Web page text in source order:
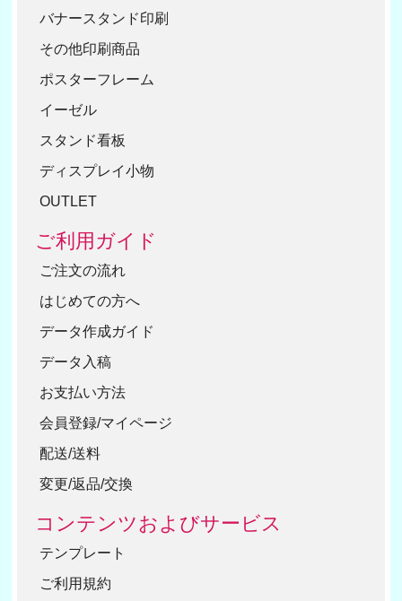
バナースタンド印刷
その他印刷商品
ポスターフレーム
イーゼル
スタンド看板
ディスプレイ小物
OUTLET
ご利用ガイド
ご注文の流れ
はじめての方へ
データ作成ガイド
データ入稿
お支払い方法
会員登録/マイページ
配送/送料
変更/返品/交換
コンテンツおよびサービス
テンプレート
ご利用規約